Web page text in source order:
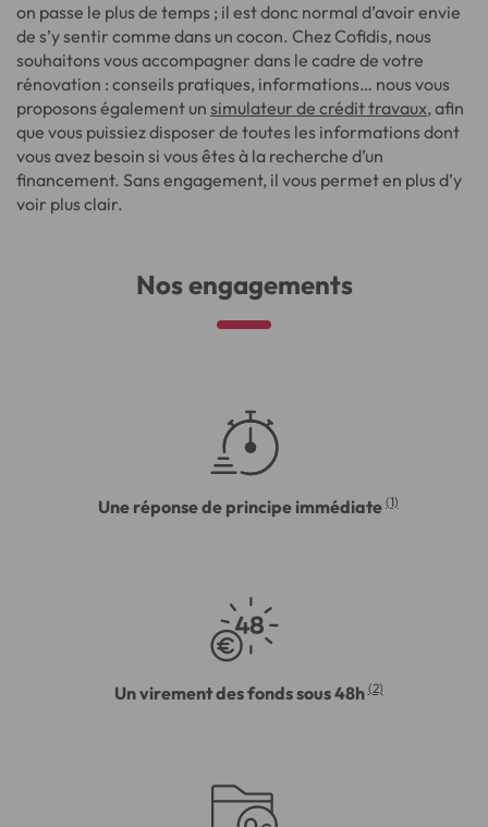
on passe le plus de temps ; il est donc normal d’avoir envie
de s’y sentir comme dans un cocon. Chez Cofidis, nous
souhaitons vous accompagner dans le cadre de votre
rénovation : conseils pratiques, informations… nous vous
proposons également un simulateur de crédit travaux, afin
que vous puissiez disposer de toutes les informations dont
vous avez besoin si vous êtes à la recherche d’un
financement. Sans engagement, il vous permet en plus d’y
voir plus clair.
Nos engagements
Une réponse de principe immédiate (1)
Un virement des fonds sous 48h (2)